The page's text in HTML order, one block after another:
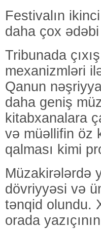
Festivalın
daha çox
Tribunada
mexanizmləri
Qanun
daha geniş
kitabxanalara
və müəllifin öz
qalması kimi
Müzakirələrdə
dövriyyəsi və
tənqid olundu.
orada